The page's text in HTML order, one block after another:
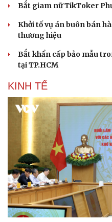
Bắt giam nữ TikToker
Khởi tố vụ án buôn bán
thương hiệu
Bắt khẩn cấp bảo mẫu
tại TP.HCM
KINH TẾ